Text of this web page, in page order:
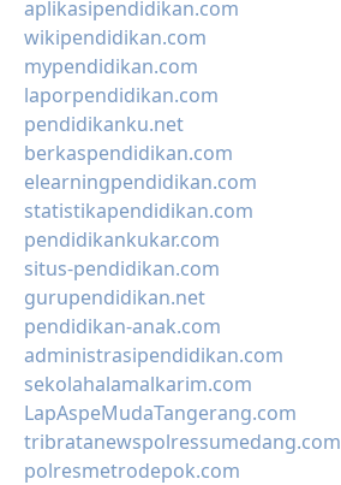
aplikasipendidikan.com
wikipendidikan.com
mypendidikan.com
laporpendidikan.com
pendidikanku.net
berkaspendidikan.com
elearningpendidikan.com
statistikapendidikan.com
pendidikankukar.com
situs-pendidikan.com
gurupendidikan.net
pendidikan-anak.com
administrasipendidikan.com
sekolahalamalkarim.com
LapAspeMudaTangerang.com
tribratanewspolressumedang.com
polresmetrodepok.com